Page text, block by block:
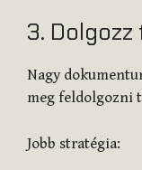
3.
Nagy
meg feldolgozni
Jobb stratégia: